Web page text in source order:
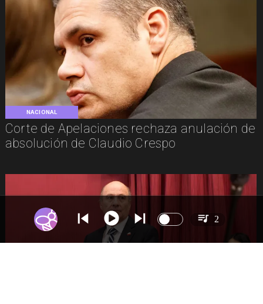
NACIONAL
Corte de Apelaciones rechaza anulación de
absolución de Claudio Crespo
2